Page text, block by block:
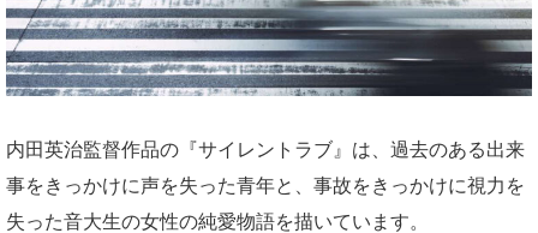
内田英治監督作品の『サイレントラブ』は、過去のある出来
事をきっかけに声を失った青年と、事故をきっかけに視力を
失った音大生の女性の純愛物語を描いています。